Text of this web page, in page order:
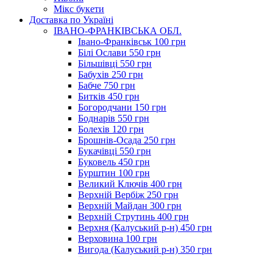
Мікс букети
Доставка по Україні
ІВАНО-ФРАНКІВСЬКА ОБЛ.
Івано-Франківськ 100 грн
Білі Ослави 550 грн
Більшівці 550 грн
Бабухів 250 грн
Бабче 750 грн
Битків 450 грн
Богородчани 150 грн
Боднарів 550 грн
Болехів 120 грн
Брошнів-Осада 250 грн
Букачівці 550 грн
Буковель 450 грн
Бурштин 100 грн
Великий Ключів 400 грн
Верхній Вербіж 250 грн
Верхній Майдан 300 грн
Верхній Струтинь 400 грн
Верхня (Калуський р-н) 450 грн
Верховина 100 грн
Вигода (Калуський р-н) 350 грн